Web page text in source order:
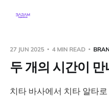
27 JUN 2025 4 MIN READ
두 개의 시간이
치타 바사에서 치타 알타